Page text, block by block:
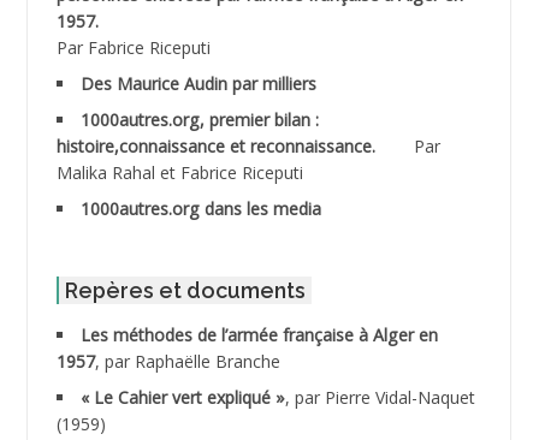
ABDESMED Mohamed ben Kaddour
ABDESSELAMI Kouider
ABDESSLEM Ahmed dit le Coiffeur
ABDOUDOU
ABID Mohamed
ABNOUN Salah
ACHACHE M.*
1957.
Par Fabrice Riceputi
Des Maurice Audin par milliers
1000autres.org, premier bilan :
histoire,connaissance et reconnaissance.
Par
Malika Rahal et Fabrice Riceputi
1000autres.org dans les media
Repères et documents
Les méthodes de l’armée française à Alger en
1957, par Raphaëlle Branche
« Le Cahier vert expliqué », par Pierre Vidal-Naquet
(1959)